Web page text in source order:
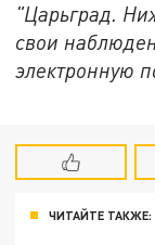
"Царьград.
свои
электронную
ЧИТАЙТЕ ТАКЖЕ: